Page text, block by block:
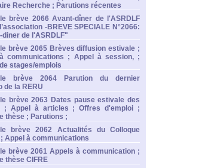
Recherche ; Parutions récentes
brève 2066 Avant-dîner de l'ASRDLF
-BREVE SPECIALE N°2066:
de l'ASRDLF"
brève 2065 Brèves diffusion estivale ;
communications ; Appel à session, ;
stages/emplois
brève 2064 Parution du dernier
de la RERU
brève 2063 Dates pause estivale des
; Appel à articles ; Offres d'emploi ;
thèse ; Parutions ;
brève 2062 Actualités du Colloque
Appel à communications
brève 2061 Appels à communication ;
thèse CIFRE